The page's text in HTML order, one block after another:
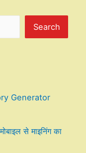
Search
Generator
से माइनिंग का